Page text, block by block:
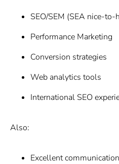
SEO/SEM (SEA nice-to-
Performance Marketing
Conversion strategies
Web analytics tools
International SEO
Also:
Excellent